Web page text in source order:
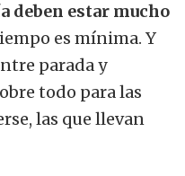
deben estar mucho
es mínima. Y
parada y
todo para las
las que llevan